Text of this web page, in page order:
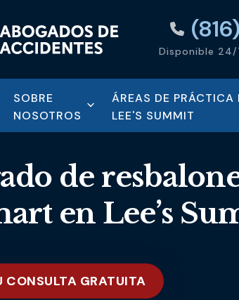
Disponible 24/
SOBRE
NOSOTROS
ÁREAS DE PRÁCTICA
LEE'S SUMMIT
de
en Lee’s
CONSULTA GRATUITA